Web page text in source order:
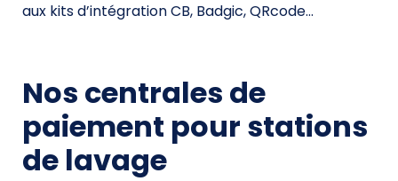
aux kits d’intégration CB, Badgic, QRcode…
Nos centrales de
paiement pour stations
de lavage